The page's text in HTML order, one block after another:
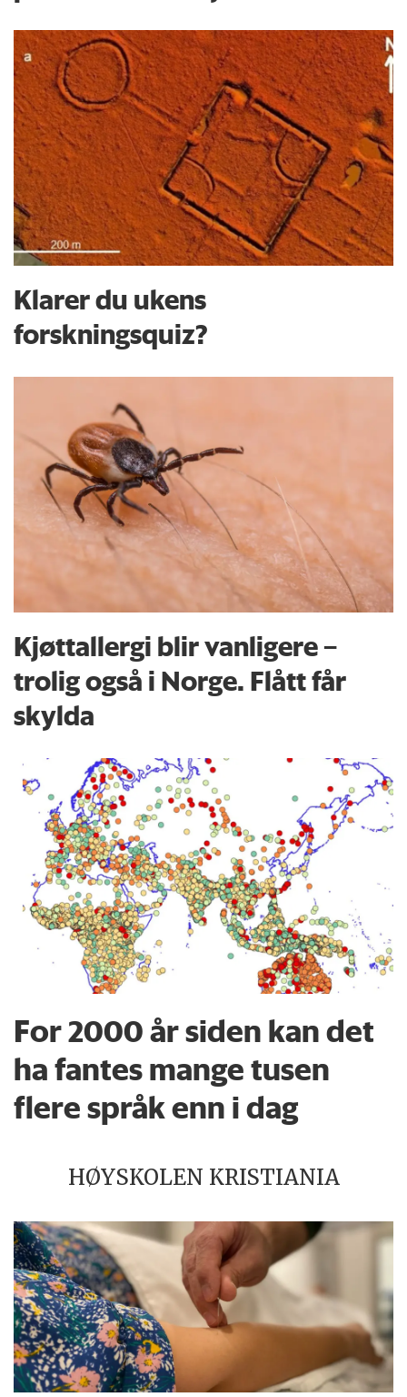
Klarer du ukens
forskningsquiz?
Kjøttallergi blir vanligere –
trolig også i Norge. Flått får
skylda
For 2000 år siden kan det
ha fantes mange tusen
flere språk enn i dag
HØYSKOLEN KRISTIANIA